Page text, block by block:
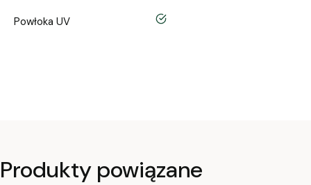
Powłoka UV
tak
Produkty powiązane